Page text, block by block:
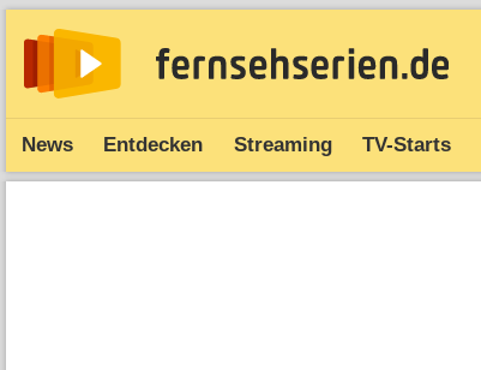
News Entdecken Streaming TV-Starts